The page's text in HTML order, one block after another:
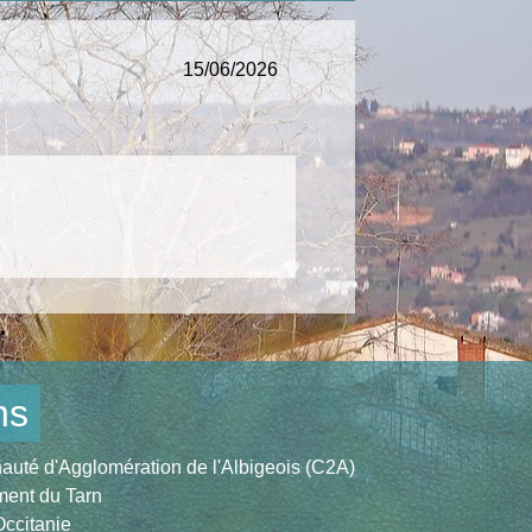
15/06/2026
d'Agglomération de l'Albigeois (C2A)
du Tarn